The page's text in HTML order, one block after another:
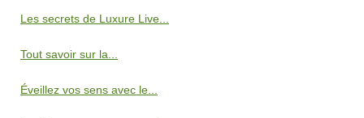
Les secrets de Luxure Live...
Tout savoir sur la...
Éveillez vos sens avec le...